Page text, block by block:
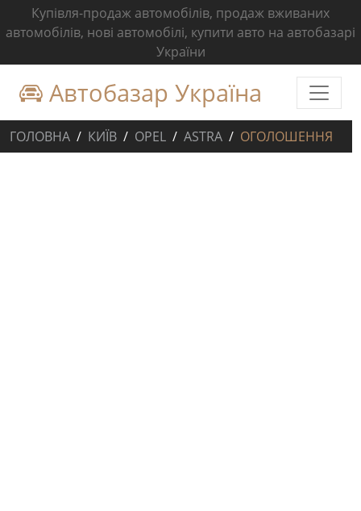
Купівля-продаж автомобілів, продаж вживаних
автомобілів, нові автомобілі, купити авто на автобазарі
України
Автобазар Україна
ГОЛОВНА КИЇВ OPEL ASTRA ОГОЛОШЕННЯ